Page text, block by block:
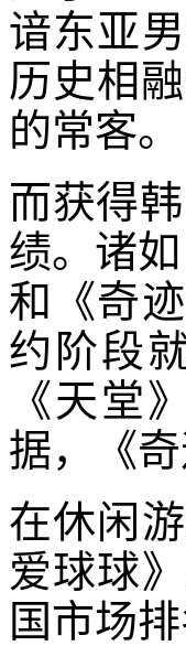
谙东亚
历史相
的常客。
而获得
绩。诸
和《奇
约阶段
《天堂
据，《
在休闲
爱球球
国市场